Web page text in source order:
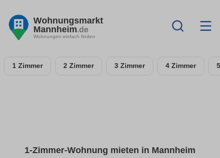
Wohnungsmarkt
Mannheim.de
Wohnungen einfach finden
1 Zimmer 2 Zimmer 3 Zimmer 4 Zimmer
1-Zimmer-Wohnung mieten in Mannheim